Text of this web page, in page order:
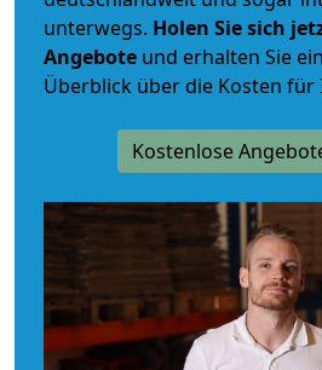
unterwegs. Holen Sie sich
Angebote und erhalten Sie
Überblick über die Kosten für
Kostenlose